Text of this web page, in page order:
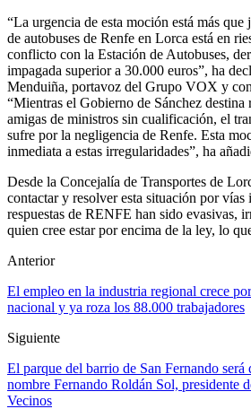
“La urgencia de esta moción está más
de autobuses de Renfe en Lorca está en
conflicto con la Estación de Autobuses,
impagada superior a 30.000 euros”, ha
Menduiña, portavoz del Grupo VOX y
“Mientras el Gobierno de Sánchez destina
amigas de ministros sin cualificación, el
sufre por la negligencia de Renfe. Esta
inmediata a estas irregularidades”, ha
Desde la Concejalía de Transportes de
contactar y resolver esta situación por vías
respuestas de RENFE han sido evasivas,
quien cree estar por encima de la ley, lo
Anterior
El empleo en la industria regional crece
nacional y ya roza los 88.000 trabajadores
Siguiente
El parque del barrio de San Fernando será
nombre Fernando Roldán Sol, presidente
Vecinos